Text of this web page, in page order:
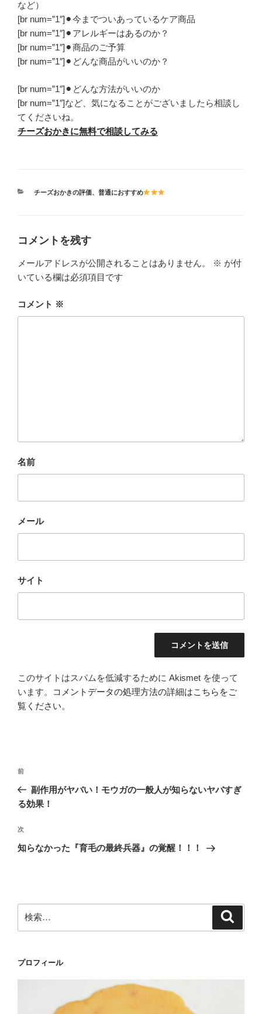
など）
[br num=”1″]⚫︎今までついあっているケア商品
[br num=”1″]⚫︎アレルギーはあるのか？
[br num=”1″]⚫︎商品のご予算
[br num=”1″]⚫︎どんな商品がいいのか？
[br num=”1″]⚫︎どんな方法がいいのか
[br num=”1″]など、気になることがございましたら相談し
てくださいね。
チーズおかきに無料で相談してみる
カ
チーズおかきの評価、 普通におすすめ
コメントを残す
メールアドレスが公開されることはありません。 ※ が付
いている欄は必須項目です
コメント ※
名前
メール
サイト
このサイトはスパムを低減するために Akismet を使って
います。
コメントデータの処理方法の詳細はこちらをご
覧ください。
投
ナ
ゲ
ー
前
の
投
前
副作用がヤバい！モウガの一般人が知らないヤバすぎ
る効果！
次
の
次
知らなかった『育毛の最終兵器』の覚醒！！！
索:
プロフィール